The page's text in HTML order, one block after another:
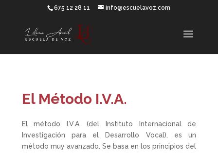
675 12 28 11 info@escuelavoz.com
El Método I.V.A.
El método I.V.A. (del Instituto Internacional de
Investigación para el Desarrollo Vocal), es un
método muy avanzado. Se basa en los principios del